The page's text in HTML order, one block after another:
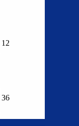
12
36